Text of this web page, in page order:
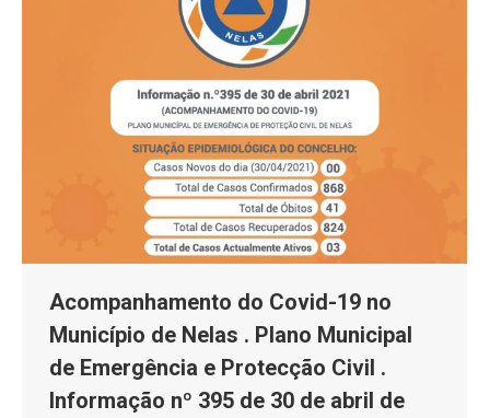
Acompanhamento do Covid-19 no
Município de Nelas . Plano Municipal
de Emergência e Protecção Civil .
Informação nº 395 de 30 de abril de